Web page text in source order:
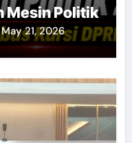
Mesin Politik
May 21, 2026